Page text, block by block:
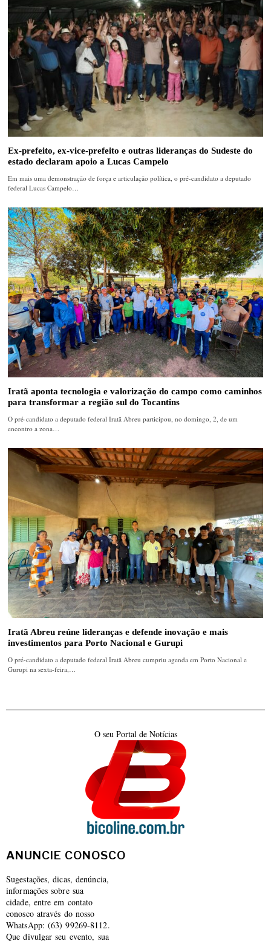
Ex-prefeito, ex-vice-prefeito e outras lideranças do Sudeste do
estado declaram apoio a Lucas Campelo
Em mais uma demonstração de força e articulação política, o pré-candidato a deputado
federal Lucas Campelo…
Iratã aponta tecnologia e valorização do campo como caminhos
para transformar a região sul do Tocantins
O pré-candidato a deputado federal Iratã Abreu participou, no domingo, 2, de um
encontro a zona…
Iratã Abreu reúne lideranças e defende inovação e mais
investimentos para Porto Nacional e Gurupi
O pré-candidato a deputado federal Iratã Abreu cumpriu agenda em Porto Nacional e
Gurupi na sexta-feira,…
O seu Portal de Notícias
ANUNCIE CONOSCO
Sugestações, dicas, denúncia,
informações sobre sua
cidade, entre em contato
conosco através do nosso
WhatsApp: (63) 99269-8112.
Que divulgar seu evento, sua